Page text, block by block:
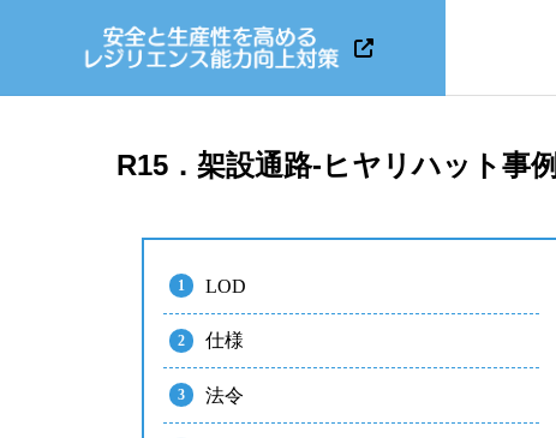
R15．架設通路-ヒヤリハット事例
LOD
仕様
法令